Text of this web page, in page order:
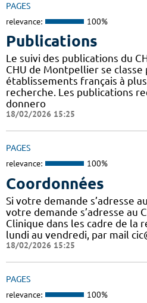
PAGES
relevance: 100%
Publications
Le suivi des publications du
CHU de Montpellier se classe
établissements français à
recherche. Les publications
donnero
18/02/2026 15:25
PAGES
relevance: 100%
Coordonnées
Si votre demande s’adresse
votre demande s’adresse au
Clinique dans les cadre de la
lundi au vendredi, par mail
18/02/2026 15:25
PAGES
relevance: 100%